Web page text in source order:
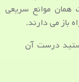
همان موانع سریعی
باز می دارند.
درست آن